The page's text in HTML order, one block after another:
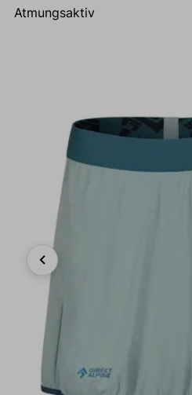
Atmungsaktiv
Previous